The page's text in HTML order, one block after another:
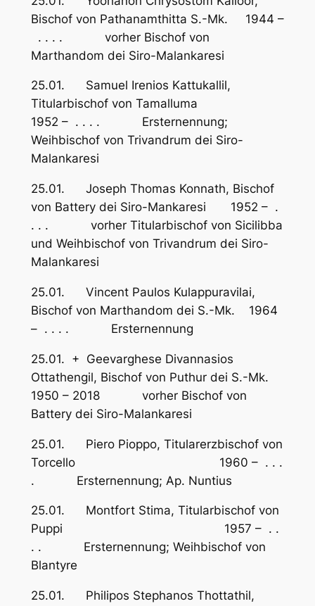
Bischof von Pathanamthitta S.-Mk. 1944 –
. . . . vorher Bischof von
Marthandom dei Siro-Malankaresi
25.01. Samuel Irenios Kattukallil,
Titularbischof von Tamalluma
1952 – . . . . Ersternennung;
Weihbischof von Trivandrum dei Siro-
Malankaresi
25.01. Joseph Thomas Konnath, Bischof
von Battery dei Siro-Mankaresi 1952 – .
. . . vorher Titularbischof von Sicilibba
und Weihbischof von Trivandrum dei Siro-
Malankaresi
25.01. Vincent Paulos Kulappuravilai,
Bischof von Marthandom dei S.-Mk. 1964
– . . . . Ersternennung
25.01. + Geevarghese Divannasios
Ottathengil, Bischof von Puthur dei S.-Mk.
1950 – 2018 vorher Bischof von
Battery dei Siro-Malankaresi
25.01. Piero Pioppo, Titularerzbischof von
Torcello 1960 – . . .
. Ersternennung; Ap. Nuntius
25.01. Montfort Stima, Titularbischof von
Puppi 1957 – . .
. . Ersternennung; Weihbischof von
Blantyre
25.01. Philipos Stephanos Thottathil,